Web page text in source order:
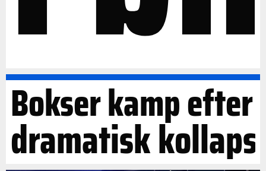
Bokser kamp efter
dramatisk kollaps